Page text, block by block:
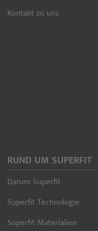
Kontakt zu uns
RUND UM SUPERFIT
Darum Superfit
Superfit Technologie
Superfit Materialien